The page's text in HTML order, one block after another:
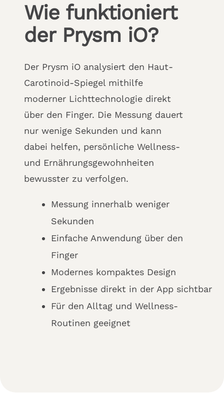
Wie funktioniert
der Prysm iO?
Der Prysm iO analysiert den Haut-
Carotinoid-Spiegel mithilfe
moderner Lichttechnologie direkt
über den Finger. Die Messung dauert
nur wenige Sekunden und kann
dabei helfen, persönliche Wellness-
und Ernährungsgewohnheiten
bewusster zu verfolgen.
Messung innerhalb weniger
Sekunden
Einfache Anwendung über den
Finger
Modernes kompaktes Design
Ergebnisse direkt in der App sichtbar
Für den Alltag und Wellness-
Routinen geeignet